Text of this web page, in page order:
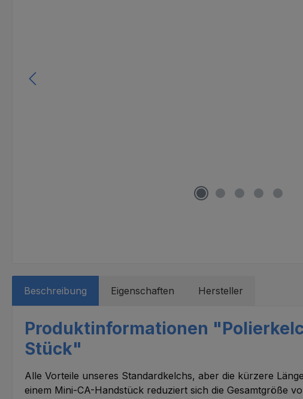
Beschreibung Eigenschaften Hersteller
Produktinformationen
Stück"
Alle Vorteile unseres Standardkelchs, aber die kürzere
einem Mini-CA-Handstück reduziert sich die Gesamtgröße